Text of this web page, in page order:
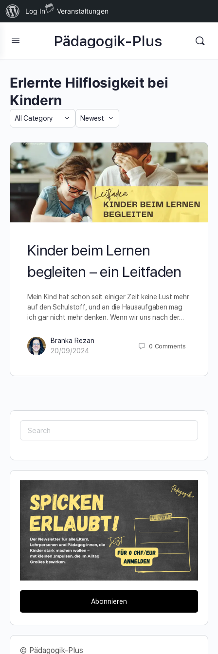
Über
WordPress
Log In Veranstaltungen
Pädagogik-Plus
Erlernte Hilflosigkeit bei
Kindern
Category
Sort
Kinder beim Lernen
begleiten – ein Leitfaden
Mein Kind hat schon seit einiger Zeit keine Lust mehr
auf den Schulstoff, und an die Hausaufgaben mag
ich gar nicht mehr denken. Wenn wir uns nach der…
Branka Rezan
20/09/2024
0 Comments
Search
for:
Abonnieren
© Pädagogik-Plus